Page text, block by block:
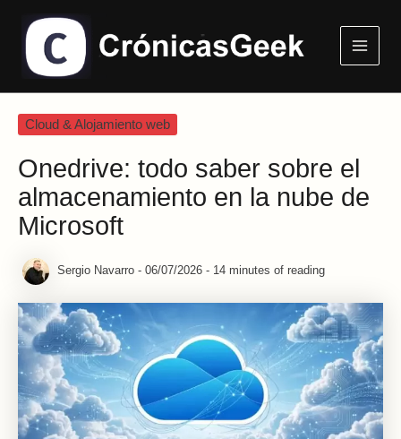
contenido
Menu
Cloud & Alojamiento web
Onedrive: todo saber sobre el
almacenamiento en la nube de
Microsoft
Sergio Navarro - 06/07/2026 - 14 minutes of reading